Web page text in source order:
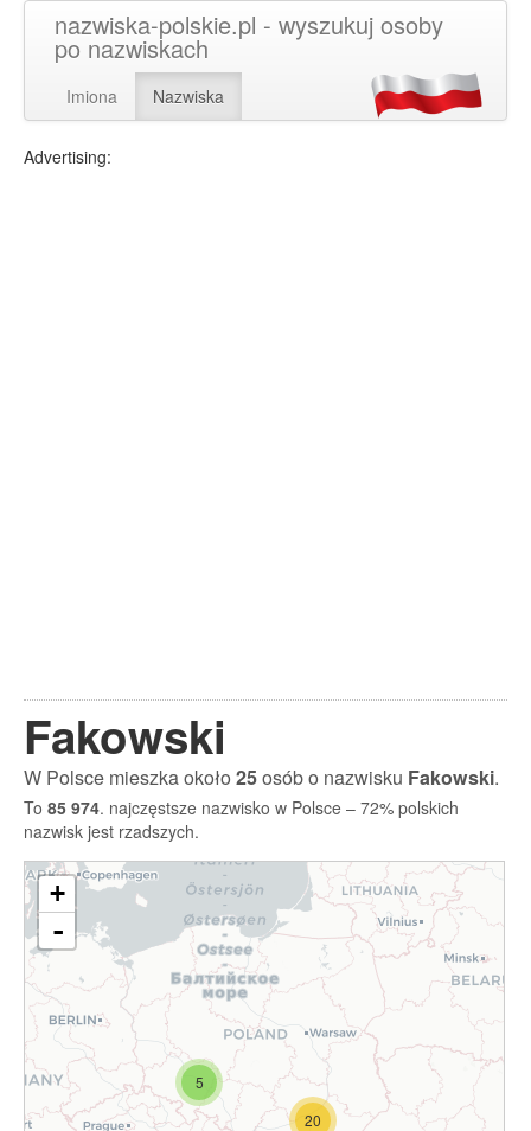
nazwiska-polskie.pl - wyszukuj osoby
po nazwiskach
Imiona Nazwiska
Advertising:
Fakowski
W Polsce mieszka około25osób o nazwisku Fakowski.
To 85 974. najczęstsze nazwisko w Polsce – 72% polskich
nazwisk jest rzadszych.
5
20
+
-